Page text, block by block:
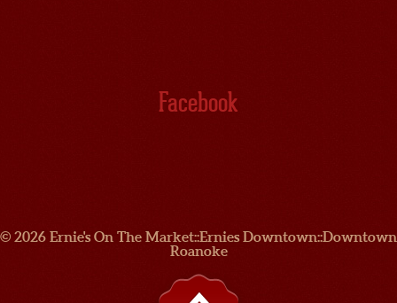
Facebook
© 2026 Ernie's On The Market::Ernies Downtown::Downtown
Roanoke